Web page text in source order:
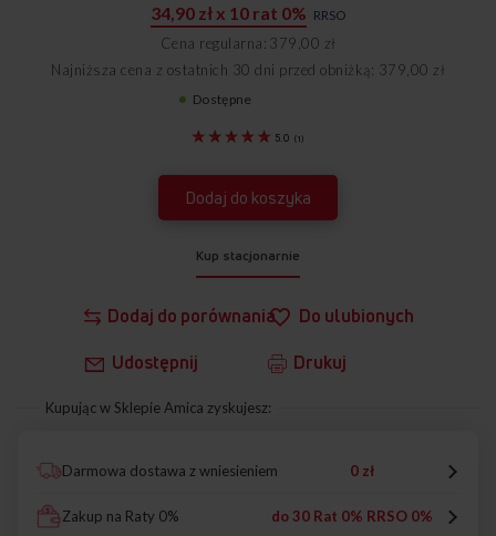
Dodaj do porównania Do ulubionych
Udostępnij Drukuj
5.0 (1)
34,90 zł x 10 rat 0% RRSO
Cena regularna 379,00 zł
Najniższa cena z ostatnich 30 dni przed obniżką: 379,00 zł
Dostępne
Dodaj do koszyka
Kup stacjonarnie
Kupując w Sklepie Amica zyskujesz:
Darmowa dostawa z wniesieniem 0 zł
Zakup na Raty 0% do 30 Rat 0% RRSO 0%